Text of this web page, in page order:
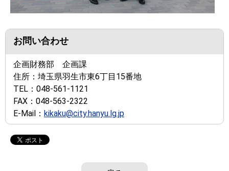
お問い合わせ
企画財務部 企画課
住所： 埼玉県羽生市東6丁目15番地
TEL： 048-561-1121
FAX： 048-563-2322
E-Mail： kikaku@city.hanyu.lg.jp